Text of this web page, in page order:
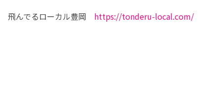
飛んでるローカル豊岡 https://tonderu-local.com/